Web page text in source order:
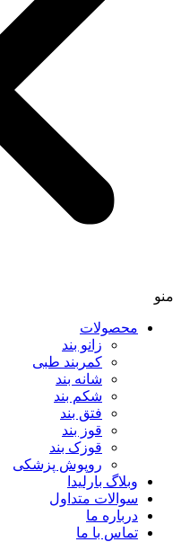
منو
محصولات
زانو بند
کمربند طبی
شانه بند
شکم بند
فتق بند
قوز بند
قوزک بند
روپوش پزشکی
وبلاگ بارلیدا
سوالات متداول
درباره ما
تماس با ما